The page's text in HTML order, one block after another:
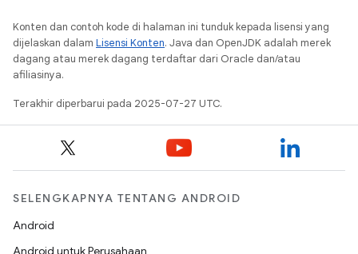
Konten dan contoh kode di halaman ini tunduk kepada lisensi yang
dijelaskan dalam Lisensi Konten. Java dan OpenJDK adalah merek
dagang atau merek dagang terdaftar dari Oracle dan/atau
afiliasinya.
Terakhir diperbarui pada 2025-07-27 UTC.
SELENGKAPNYA TENTANG ANDROID
Android
Android untuk Perusahaan